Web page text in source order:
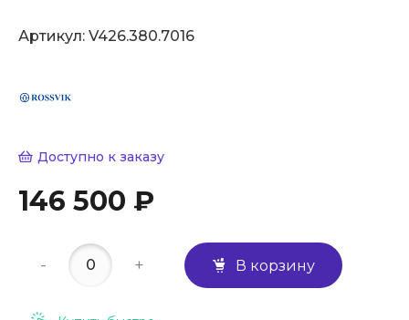
Артикул: V426.380.7016
Доступно к заказу
146 500 ₽
- + В корзину